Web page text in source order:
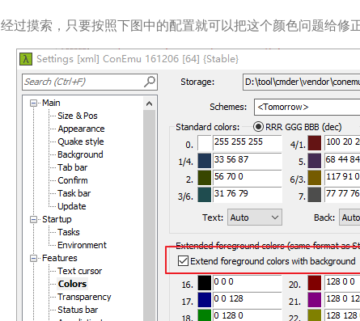
经过摸索，只要按照下图中的配置就可以把这个颜色问题给修